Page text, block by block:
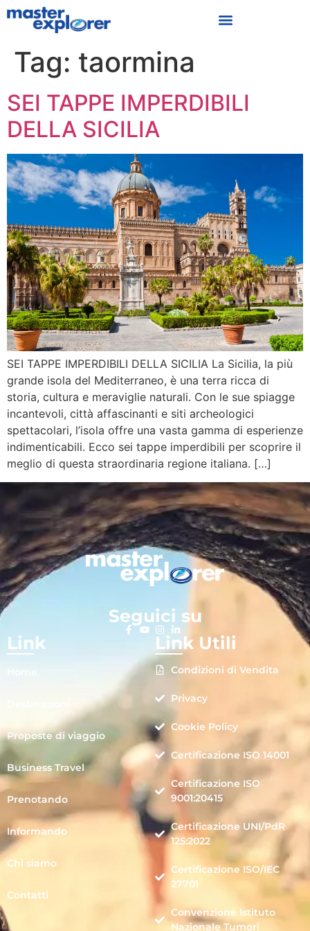
Tag: taormina
SEI TAPPE IMPERDIBILI
DELLA SICILIA
SEI TAPPE IMPERDIBILI DELLA SICILIA La Sicilia, la più
grande isola del Mediterraneo, è una terra ricca di
storia, cultura e meraviglie naturali. Con le sue spiagge
incantevoli, città affascinanti e siti archeologici
spettacolari, l’isola offre una vasta gamma di esperienze
indimenticabili. Ecco sei tappe imperdibili per scoprire il
meglio di questa straordinaria regione italiana. […]
Seguici su
Link
Home
Proposte di viaggio
Business Travel
Prenotando
Informando
Chi siamo
Contatti
Link Utili
Condizioni di Vendita
Privacy
Cookie Policy
Certificazione ISO 14001
Certificazione ISO
9001:20415
Certificazione UNI/PdR
125:2022
Certificazione ISO/IEC
27701
Convenzione Istituto
Nazionale Tumori